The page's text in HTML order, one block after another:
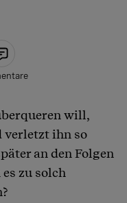
will,
verletzt ihn so
an den Folgen
zu solch